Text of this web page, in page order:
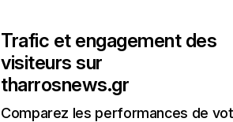
Trafic et engagement des
visiteurs sur
tharrosnews.gr
Comparez les performances de